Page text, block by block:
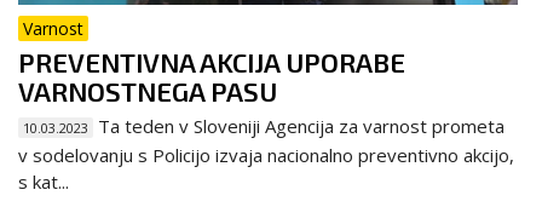
Varnost
PREVENTIVNA AKCIJA UPORABE
VARNOSTNEGA PASU
10.03.2023
Ta teden v Sloveniji Agencija za varnost prometa
v sodelovanju s Policijo izvaja nacionalno preventivno akcijo,
s kat...